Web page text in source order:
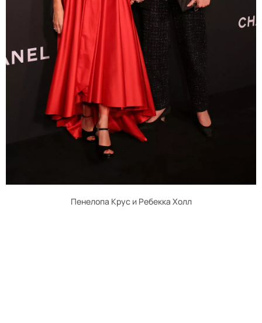
Пенелопа Крус и Ребекка Холл